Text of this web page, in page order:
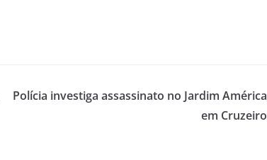
Polícia investiga assassinato no Jardim América
em Cruzeiro